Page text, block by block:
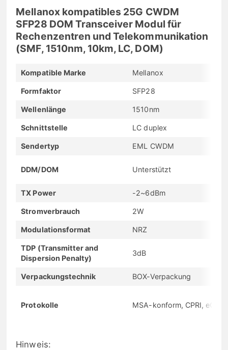
Mellanox kompatibles 25G CWDM
SFP28 DOM Transceiver Modul für
Rechenzentren und Telekommunikation
(SMF, 1510nm, 10km, LC, DOM)
Kompatible Marke Mellanox
Formfaktor SFP28
Wellenlänge 1510nm
Schnittstelle LC duplex
Sendertyp EML CWDM
DDM/DOM Unterstützt
TX Power -2~6dBm
Stromverbrauch 2W
Modulationsformat NRZ
TDP (Transmitter and
Dispersion Penalty)
3dB
Verpackungstechnik BOX-Verpackung
Protokolle MSA-konform, CPRI, eCPRI
Hinweis: